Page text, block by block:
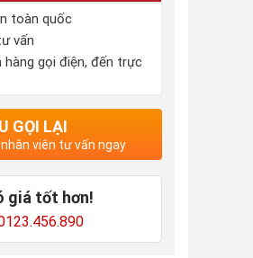
toàn quốc
vấn
hàng gọi điện, đến trực
GỌI LẠI
viên tư vấn ngay
giá tốt hơn!